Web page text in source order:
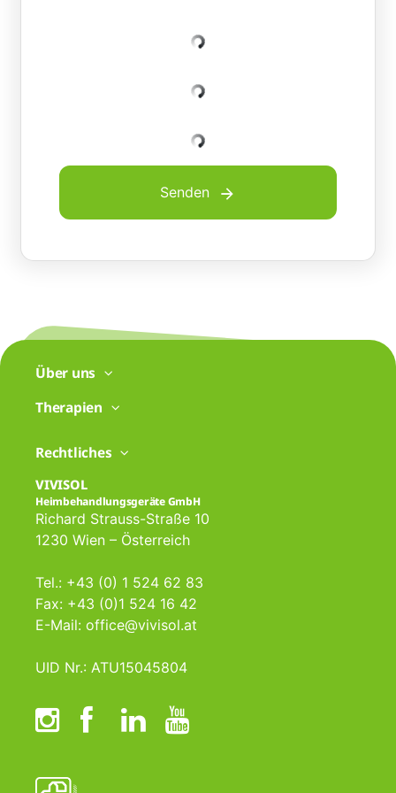
Senden
Über uns
Therapien
Rechtliches
VIVISOL
Heimbehandlungsgeräte GmbH
Richard Strauss-Straße 10
1230 Wien – Österreich
Tel.: +43 (0) 1 524 62 83
Fax: +43 (0)1 524 16 42
E-Mail: office@vivisol.at
UID Nr.: ATU15045804